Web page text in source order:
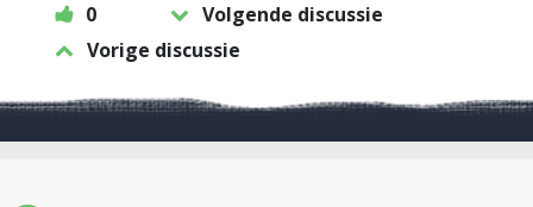
0
Volgende discussie
Vorige discussie